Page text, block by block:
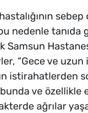
nedenle tanıda
Samsun
“Gece ve
istirahatlerden
ve özellikle
ağrılar